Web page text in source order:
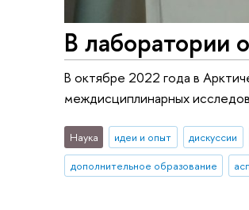
В лаборатории
В октябре 2022 года в
междисциплинарных
Наука идеи и опыт дискуссии
дополнительное образование